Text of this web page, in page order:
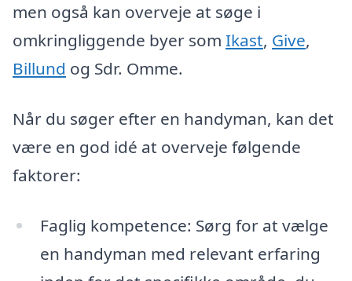
men også kan overveje at søge i
omkringliggende byer som Ikast, Give,
Billund og Sdr. Omme.
Når du søger efter en handyman, kan det
være en god idé at overveje følgende
faktorer:
Faglig kompetence: Sørg for at vælge
en handyman med relevant erfaring